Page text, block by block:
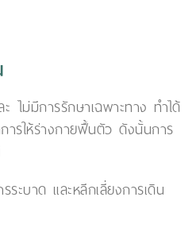
ไม่มีการรักษาเฉพาะทาง ทำได้
ารให้ร่างกายฟื้นตัว ดังนั้นการ
ะบาด และหลีกเลี่ยงการเดิน